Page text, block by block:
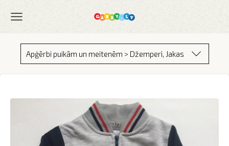
Apģērbi puikām un meitenēm > Džemperi, Jakas